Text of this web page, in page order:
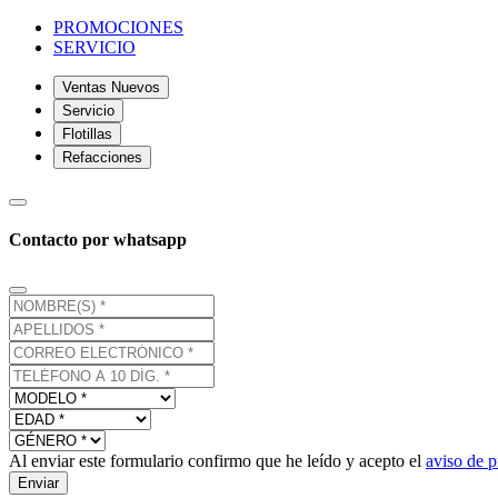
PROMOCIONES
SERVICIO
Ventas Nuevos
Servicio
Flotillas
Refacciones
Contacto por whatsapp
Al enviar este formulario confirmo que he leído y acepto el aviso de
Enviar